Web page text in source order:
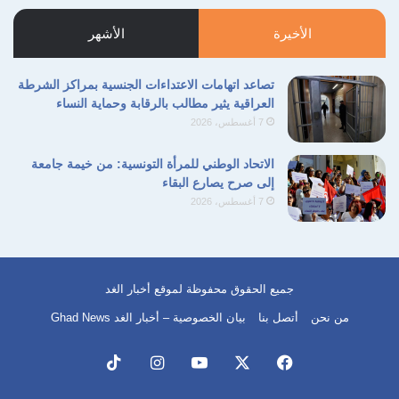
السابقة التالية
الأخيرة الأشهر
تصاعد اتهامات الاعتداءات الجنسية بمراكز الشرطة
العراقية يثير مطالب بالرقابة وحماية النساء
7 أغسطس، 2026
الاتحاد الوطني للمرأة التونسية: من خيمة جامعة
إلى صرح يصارع البقاء
7 أغسطس، 2026
جميع الحقوق محفوظة لموقع أخبار الغد
من نحن أتصل بنا بيان الخصوصية – أخبار الغد Ghad News
فيسبوك ‫YouTubeانستقرام